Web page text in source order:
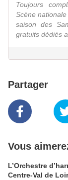
Toujours
Scène
saison des
gratuits dédiés
Partager
Vous
L’Orchestre
Centre-Val de